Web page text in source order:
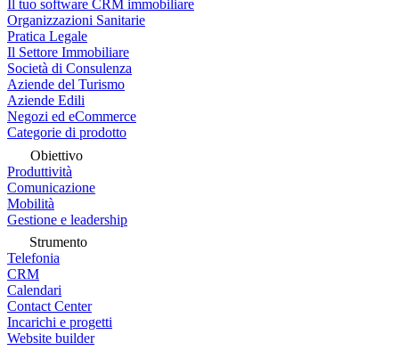
Il tuo software CRM immobiliare
Organizzazioni Sanitarie
Pratica Legale
Il Settore Immobiliare
Società di Consulenza
Aziende del Turismo
Aziende Edili
Negozi ed eCommerce
Categorie di prodotto
Obiettivo
Produttività
Comunicazione
Mobilità
Gestione e leadership
Strumento
Telefonia
CRM
Calendari
Contact Center
Incarichi e progetti
Website builder